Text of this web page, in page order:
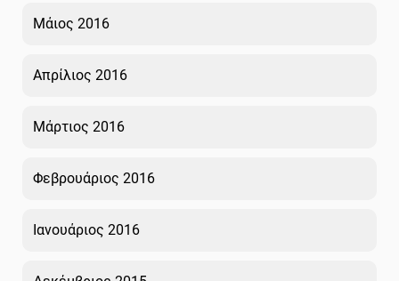
Μάιος 2016
Απρίλιος 2016
Μάρτιος 2016
Φεβρουάριος 2016
Ιανουάριος 2016